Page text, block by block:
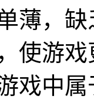
薄，
使游
戏中